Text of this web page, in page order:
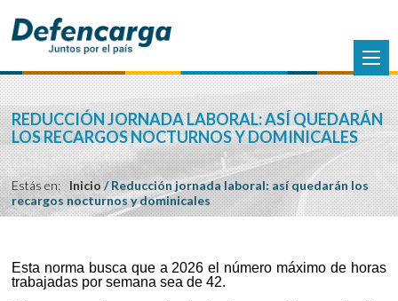
REDUCCIÓN JORNADA LABORAL: ASÍ QUEDARÁN
LOS RECARGOS NOCTURNOS Y DOMINICALES
Estás en: Inicio/Reducción jornada laboral: así quedarán los
recargos nocturnos y dominicales
Esta norma busca que a 2026 el número máximo de horas
trabajadas por semana sea de 42.